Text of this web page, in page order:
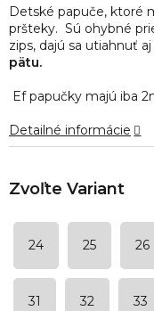
24 25 26
31 32 33
Detské papuče, ktoré
pršteky. Sú ohybné
zips, dajú sa utiahnuť
pätu.
Ef papučky majú iba
Detailné informácie
z
5
hviezdičiek.